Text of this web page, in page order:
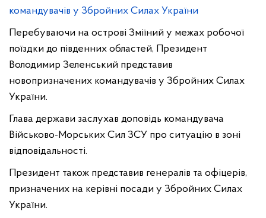
Перебуваючи на острові Зміїний у межах робочої
поїздки до південних областей, Президент
Володимир Зеленський представив
новопризначених командувачів у Збройних Силах
України.
Глава держави заслухав доповідь командувача
Військово-Морських Сил ЗСУ про ситуацію в зоні
відповідальності.
Президент також представив генералів та офіцерів,
призначених на керівні посади у Збройних Силах
України.